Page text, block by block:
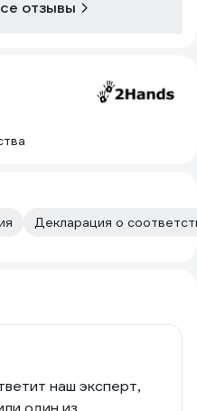
отзывы
Декларация о
наш эксперт,